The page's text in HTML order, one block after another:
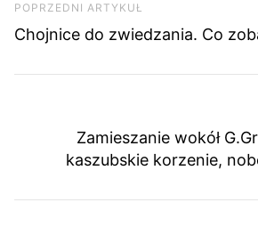
Poprzedni artykuł
POPRZEDNI ARTYKUŁ
Chojnice do zwiedzania. Co
Zamieszanie wokół
kaszubskie korzenie,